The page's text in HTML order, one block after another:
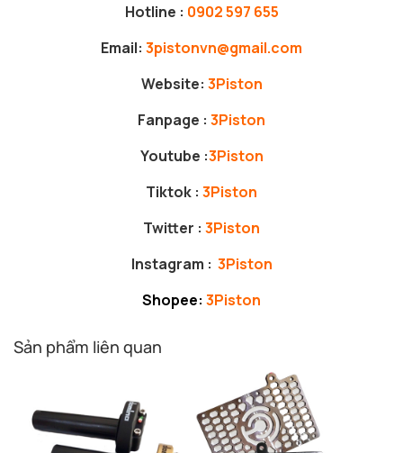
Hotline : 0902 597 655
Email: 3pistonvn@gmail.com
Website: 3Piston
Fanpage : 3Piston
Youtube :3Piston
Tiktok : 3Piston
Twitter : 3Piston
Instagram : 3Piston
Shopee: 3Piston
Sản phẩm liên quan